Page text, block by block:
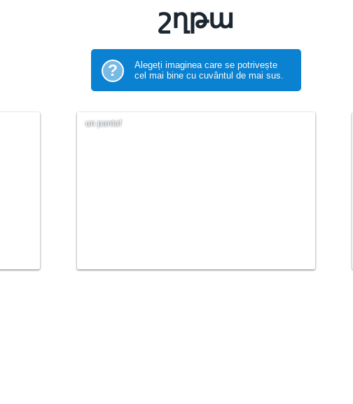
շղթա
?
Alegeți imaginea care se potrivește
cel mai bine cu cuvântul de mai sus.
un pantof